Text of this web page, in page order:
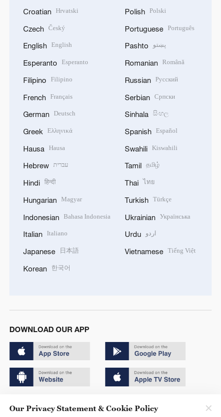
Croatian Hrvatski
Czech Český
English English
Esperanto Esperanto
Filipino Filipino
French Français
German Deutsch
Greek Ελληνικά
Hausa Hausa
Hebrew עברית
Hindi हिन्दी
Hungarian Magyar
Indonesian Bahasa Indonesia
Italian Italiano
Japanese 日本語
Korean 한국어
Polish Polski
Portuguese Português
Pashto پښتو
Romanian Română
Russian Русский
Serbian Српски
Sinhala සිංහල
Spanish Español
Swahili Kiswahili
Tamil தமிழ்
Thai ไทย
Turkish Türkçe
Ukrainian Українська
Urdu اردو
Vietnamese Tiếng Việt
DOWNLOAD OUR APP
Our Privacy Statement & Cookie Policy